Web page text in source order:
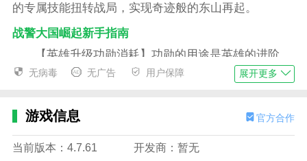
的专属技能扭转战局，实现奇迹般的东山再起。
战警大国崛起新手指南
【英雄升级功勋消耗】功勋的用途是英雄的进阶，
英雄每20级需要进阶一次，等级越高，所需功勋越多，
方式：
1920功勋;
无病毒 无广告 用户保障 展开更多
游戏信息 官方合作
当前版本：4.7.61
开发商：暂无